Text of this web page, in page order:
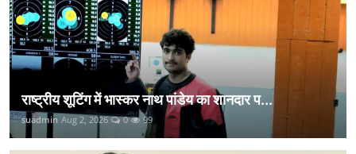
राष्ट्रीय शूटिंग में भास्कर नाथ पांडेय का शानदार प...
suadmin Aug 2, 2026 0 99